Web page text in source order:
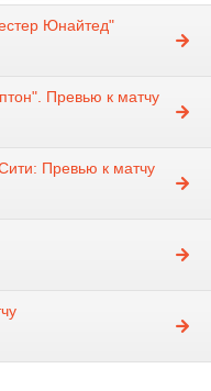
время Москвы)
Юнайтед"
Превью к матчу
Превью к матчу